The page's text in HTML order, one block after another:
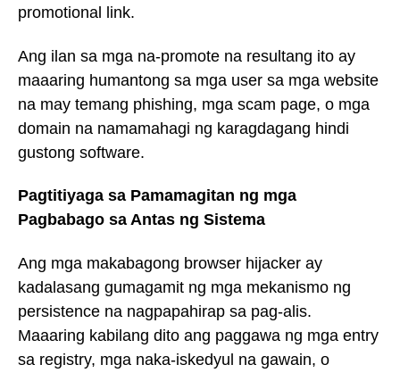
promotional link.
Ang ilan sa mga na-promote na resultang ito ay
maaaring humantong sa mga user sa mga website
na may temang phishing, mga scam page, o mga
domain na namamahagi ng karagdagang hindi
gustong software.
Pagtitiyaga sa Pamamagitan ng mga
Pagbabago sa Antas ng Sistema
Ang mga makabagong browser hijacker ay
kadalasang gumagamit ng mga mekanismo ng
persistence na nagpapahirap sa pag-alis.
Maaaring kabilang dito ang paggawa ng mga entry
sa registry, mga naka-iskedyul na gawain, o